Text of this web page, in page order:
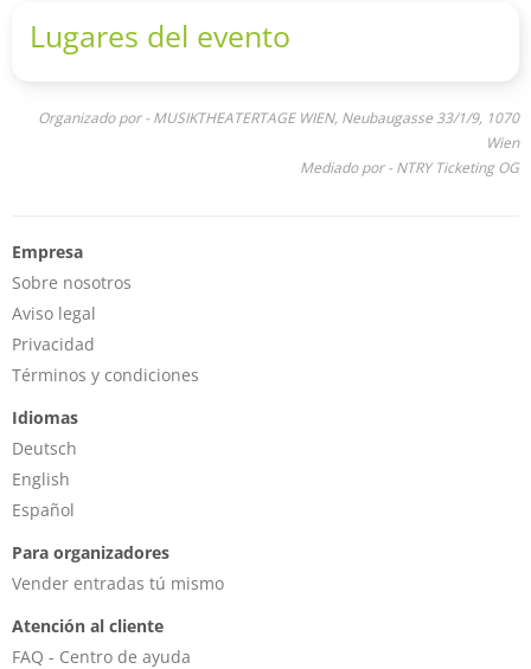
Lugares del evento
Organizado por - MUSIKTHEATERTAGE WIEN, Neubaugasse 33/1/9, 1070
Wien
Mediado por - NTRY Ticketing OG
Empresa
Sobre nosotros
Aviso legal
Privacidad
Términos y condiciones
Idiomas
Deutsch
English
Español
Para organizadores
Vender entradas tú mismo
Atención al cliente
FAQ - Centro de ayuda